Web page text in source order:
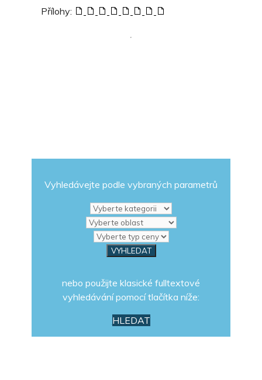
Přílohy:
Vyhledávejte podle vybraných parametrů
nebo použijte klasické fulltextové
vyhledávání pomocí tlačítka níže:
HLEDAT